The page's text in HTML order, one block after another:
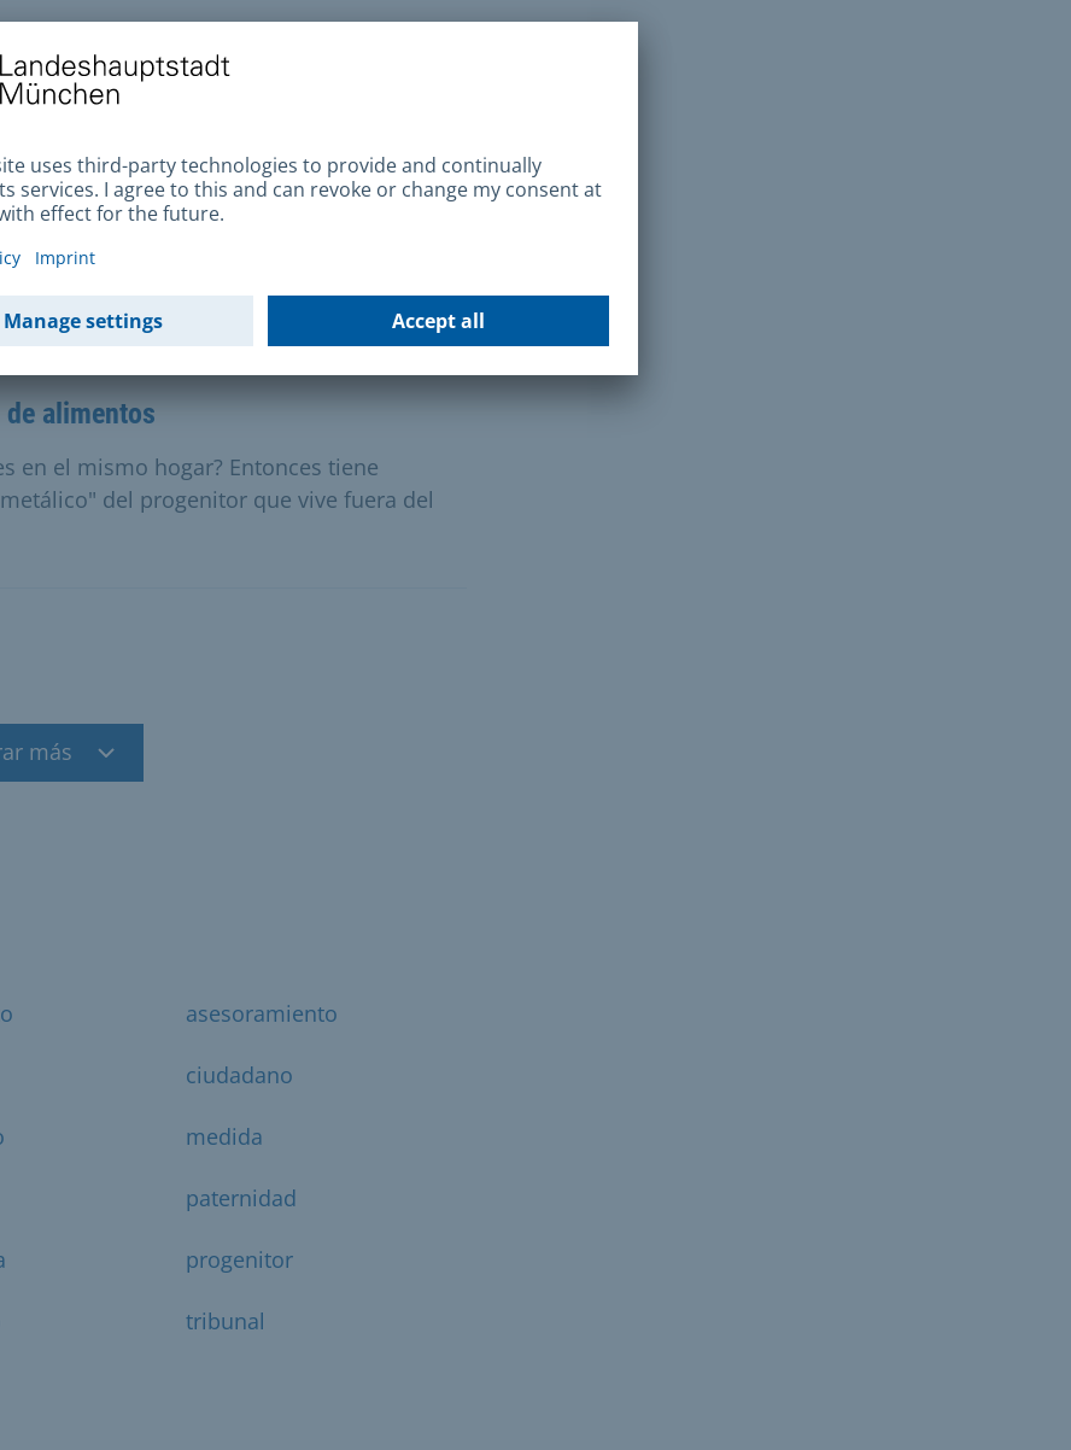
de la paternidad
Inmigración y Naturalización para el
aquí una solicitud.
custodia
Pueden obtener la custodia compartida
alimentos
en el mismo hogar? Entonces tiene
del progenitor que vive fuera del
más
asesoramiento
ciudadano
medida
paternidad
progenitor
tribunal